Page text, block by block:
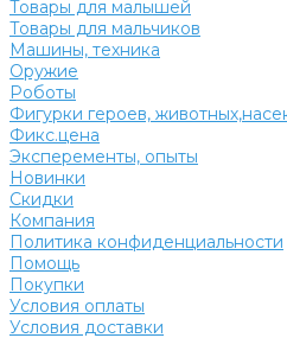
Товары для малышей
Товары для мальчиков
Машины, техника
Оружие
Роботы
Фигурки героев,
Фикс.цена
Эксперементы, опыты
Новинки
Скидки
Компания
Политика конфиденциальности
Помощь
Покупки
Условия оплаты
Условия доставки